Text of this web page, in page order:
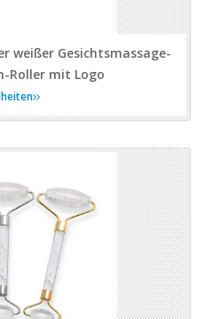
weißer Gesichtsmassage-
Roller mit Logo